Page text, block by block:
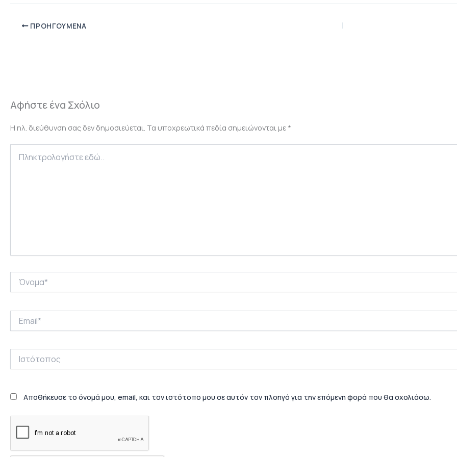
ΠΡΟΗΓΟΎΜΕΝΑ
Αφήστε ένα Σχόλιο
Η ηλ. διεύθυνση σας δεν δημοσιεύεται. Τα υποχρεωτικά πεδία σημειώνονται με *
εδώ..
Ιστότοπος
Αποθήκευσε το όνομά μου, email, και τον ιστότοπο μου σε αυτόν τον πλοηγό για την επόμενη φορά που θα σχολιάσω.